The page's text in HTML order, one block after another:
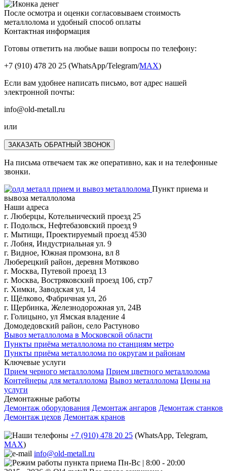
После осмотра и оценки согласовываем стоимость
металлолома и удобный способ оплаты
Контактная информация
Готовы ответить на любые ваши вопросы по телефону:
+7 (910) 478 20 25 (WhatsApp/Telegram/MAX)
Если вам удобнее написать письмо, вот адрес нашей
электронной почты:
info@old-metall.ru
или
ЗАКАЗАТЬ ОБРАТНЫЙ ЗВОНОК
На письма отвечаем так же оперативно, как и на телефонные
звонки.
Пункт приема и
вывоза металлолома
Наши адреса
г. Люберцы, Котельнический проезд 25
г. Подольск, Нефтебазовский проезд 9
г. Мытищи, Проектируемый проезд 4530
г. Лобня, Индустриальная ул. 9
г. Видное, Южная промзона, вл 8
Люберецкий район, деревня Мотяково
г. Москва, Путевой проезд 13
г. Москва, Востряковский проезд 10б, стр7
г. Химки, Заводская ул, 14
г. Щёлково, Фабричная ул, 2б
г. Щербинка, Железнодорожная ул, 24В
г. Голицыно, ул Ямская владение 4
Домодедовский район, село Растуново
Вывоз металлолома в Московской области
Пункты приёма металлолома по станциям метро
Пункты приёма металлолома по округам и районам
Ключевые услуги
Прием черного металлолома Прием цветного металлолома
Контейнеры для металлолома Вывоз металлолома Цены на
услуги
Демонтажные работы
Демонтаж оборудования Демонтаж ангаров Демонтаж станков
Демонтаж цехов Демонтаж кранов
+7 (910) 478 20 25 (WhatsApp, Telegram,
MAX)
info@old-metall.ru
Пн-Вс | 8:00 - 20:00